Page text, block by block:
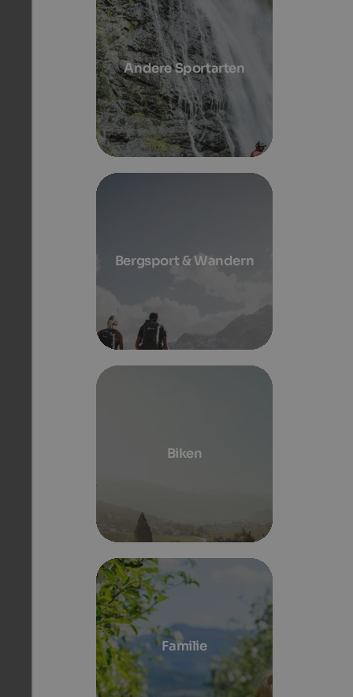
Andere Sportarten
Bergsport & Wandern
Biken
Familie